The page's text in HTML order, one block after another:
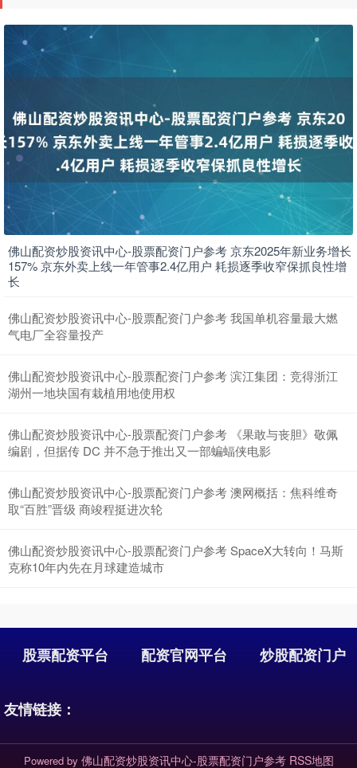
佛山配资炒股资讯中心-股票配资门户参考 京东2025年新业务增长
157% 京东外卖上线一年管事2.4亿用户 耗损逐季收窄保抓良性增
长
佛山配资炒股资讯中心-股票配资门户参考 我国单机容量最大燃
气电厂全容量投产
佛山配资炒股资讯中心-股票配资门户参考 滨江集团：竞得浙江
湖州一地块国有栽植用地使用权
佛山配资炒股资讯中心-股票配资门户参考 《果敢与丧胆》敬佩
编剧，但据传 DC 并不急于推出又一部蝙蝠侠电影
佛山配资炒股资讯中心-股票配资门户参考 澳网概括：焦科维奇
取“百胜”晋级 商竣程挺进次轮
佛山配资炒股资讯中心-股票配资门户参考 SpaceX大转向！马斯
克称10年内先在月球建造城市
股票配资平台 配资官网平台 炒股配资门户
友情链接：
Powered by 佛山配资炒股资讯中心-股票配资门户参考 RSS地图